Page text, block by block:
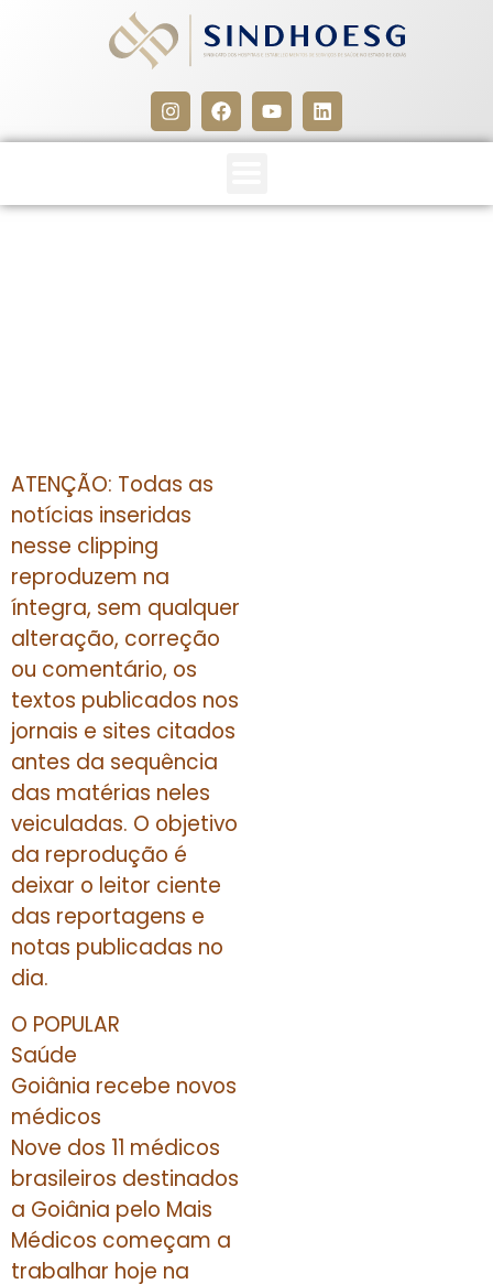
ATENÇÃO: Todas as
notícias inseridas
nesse clipping
reproduzem na
íntegra, sem qualquer
alteração, correção
ou comentário, os
textos publicados nos
jornais e sites citados
antes da sequência
das matérias neles
veiculadas. O objetivo
da reprodução é
deixar o leitor ciente
das reportagens e
notas publicadas no
dia.
O POPULAR
Saúde
Goiânia recebe novos
médicos
Nove dos 11 médicos
brasileiros destinados
a Goiânia pelo Mais
Médicos começam a
trabalhar hoje na